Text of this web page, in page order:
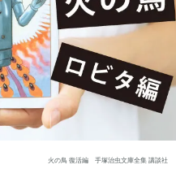
火の鳥 復活編 手塚治虫文庫全集 講談社